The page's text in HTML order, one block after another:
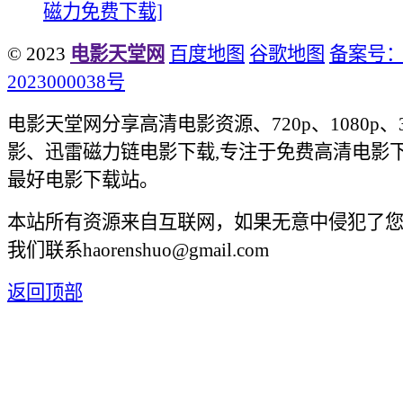
磁力免费下载]
© 2023 电影天堂网 百度地图 谷歌地图 备案号
2023000038号
电影天堂网分享高清电影资源、720p、1080p
影、迅雷磁力链电影下载,专注于免费高清电影
最好电影下载站。
本站所有资源来自互联网，如果无意中侵犯了
我们联系haorenshuo@gmail.com
返回顶部